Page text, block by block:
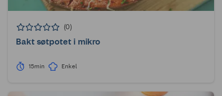
(0)
Bakt søtpotet i mikro
15min Enkel